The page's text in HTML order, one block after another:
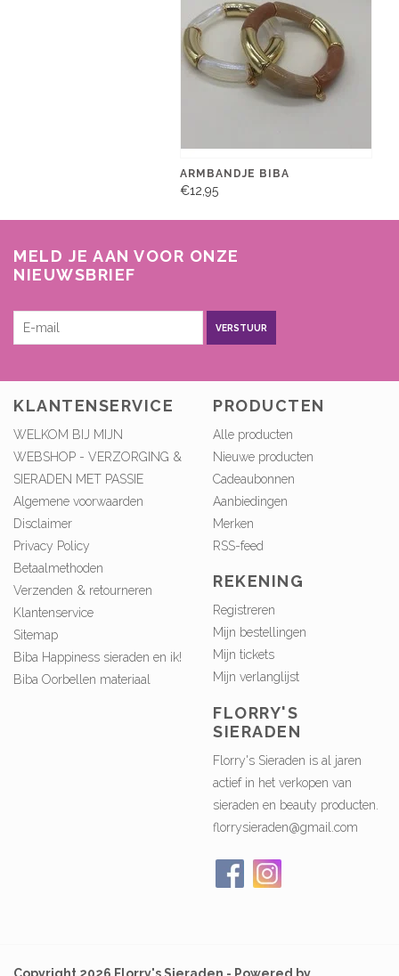
ARMBANDJE BIBA
€12,95
MELD JE AAN VOOR ONZE
NIEUWSBRIEF
VERSTUUR
KLANTENSERVICE
WELKOM BIJ MIJN
WEBSHOP - VERZORGING &
SIERADEN MET PASSIE
Algemene voorwaarden
Disclaimer
Privacy Policy
Betaalmethoden
Verzenden & retourneren
Klantenservice
Sitemap
Biba Happiness sieraden en ik!
Biba Oorbellen materiaal
PRODUCTEN
Alle producten
Nieuwe producten
Cadeaubonnen
Aanbiedingen
Merken
RSS-feed
REKENING
Registreren
Mijn bestellingen
Mijn tickets
Mijn verlanglijst
FLORRY'S
SIERADEN
Florry's Sieraden is al jaren
actief in het verkopen van
sieraden en beauty producten.
florrysieraden@gmail.com
Copyright 2026 Florry's Sieraden - Powered by